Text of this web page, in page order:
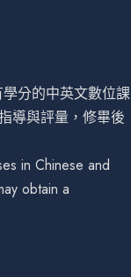
分的中英文數位課
導與評量，修畢後
in Chinese and
obtain a